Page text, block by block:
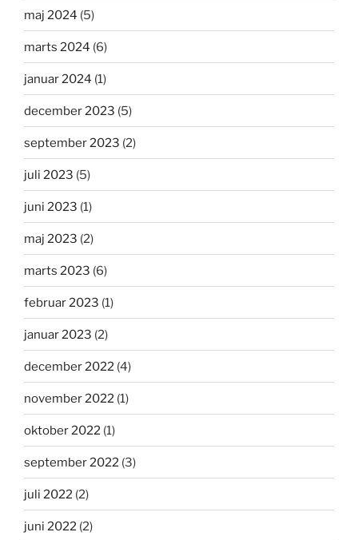
maj 2024 (5)
marts 2024 (6)
januar 2024 (1)
december 2023 (5)
september 2023 (2)
juli 2023 (5)
juni 2023 (1)
maj 2023 (2)
marts 2023 (6)
februar 2023 (1)
januar 2023 (2)
december 2022 (4)
november 2022 (1)
oktober 2022 (1)
september 2022 (3)
juli 2022 (2)
juni 2022 (2)